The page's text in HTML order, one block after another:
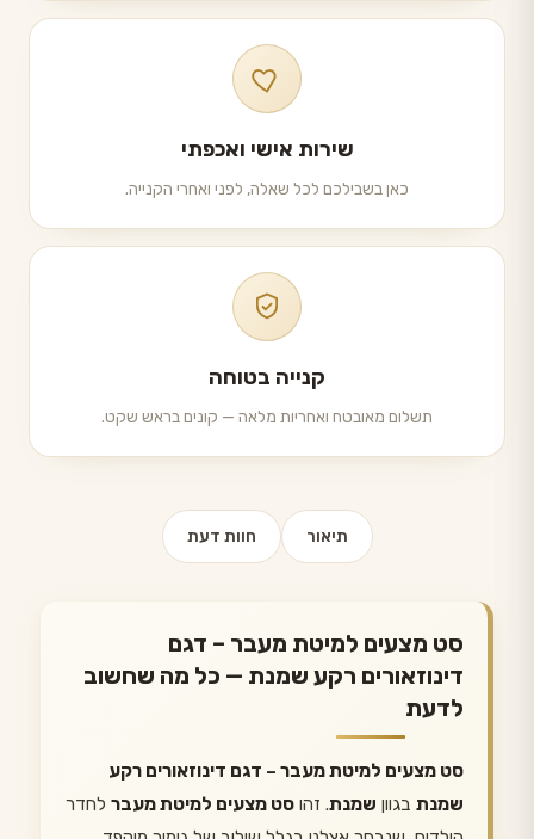
שירות אישי ואכפתי
כאן בשבילכם לכל שאלה, לפני ואחרי הקנייה.
קנייה בטוחה
תשלום מאובטח ואחריות מלאה — קונים בראש שקט.
תיאור חוות דעת
סט מצעים למיטת מעבר – דגם
דינוזאורים רקע שמנת — כל מה שחשוב
לדעת
סט מצעים למיטת מעבר – דגם דינוזאורים רקע
שמנת בגוון שמנת. זהו סט מצעים למיטת מעבר לחדר